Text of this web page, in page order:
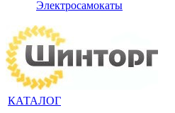
Электросамокаты
КАТАЛОГ